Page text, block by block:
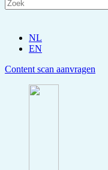
NL
EN
Content scan aanvragen